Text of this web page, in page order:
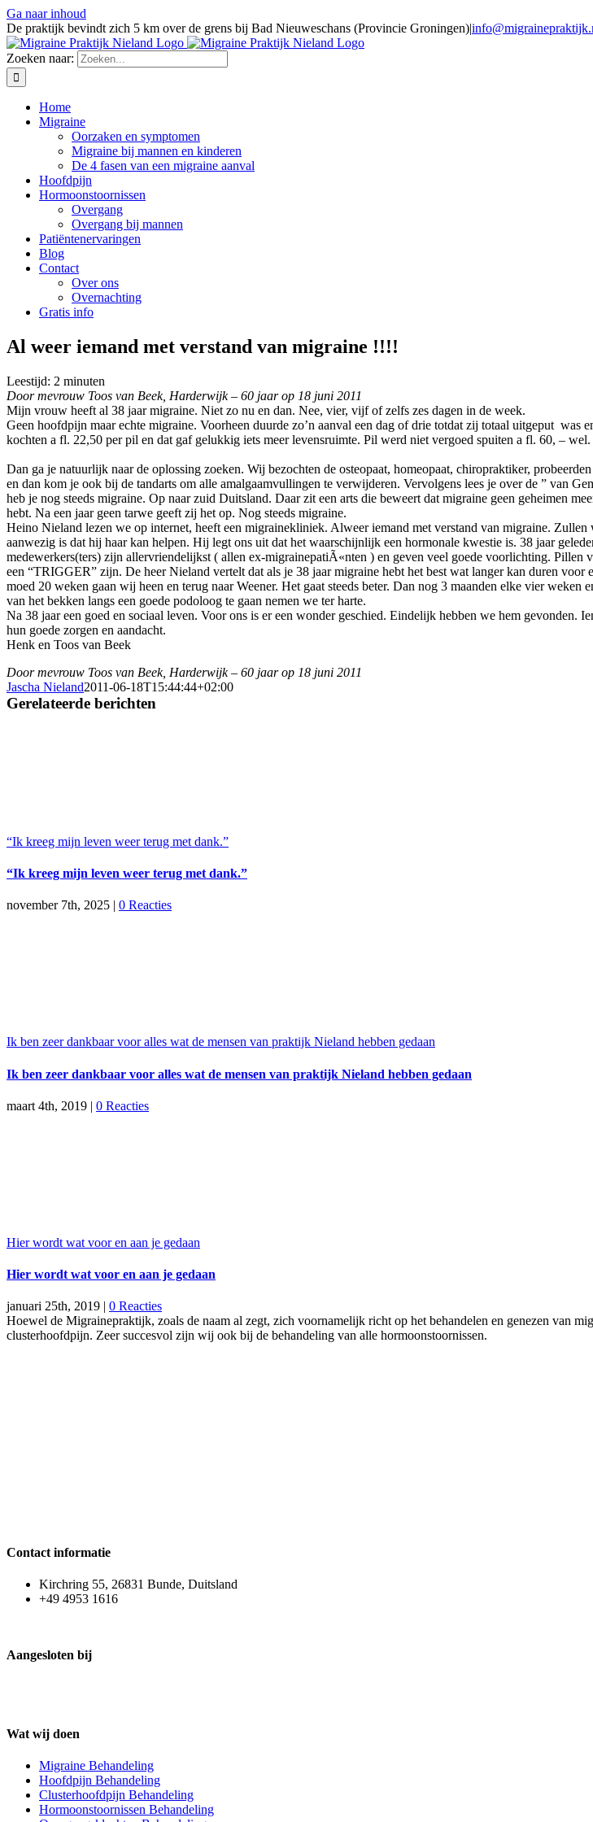
Ga naar inhoud
De praktijk bevindt zich 5 km over de grens bij Bad Nieuweschans (Provincie Groningen)|
Zoeken naar:
Home
Migraine
Oorzaken en symptomen
Migraine bij mannen en kinderen
De 4 fasen van een migraine aanval
Hoofdpijn
Hormoonstoornissen
Overgang
Overgang bij mannen
Patiëntenervaringen
Blog
Contact
Over ons
Overnachting
Gratis info
Al weer iemand met verstand van migraine !!!!
Leestijd: 2 minuten
Door mevrouw Toos van Beek, Harderwijk – 60 jaar op 18 juni 2011
Mijn vrouw heeft al 38 jaar migraine. Niet zo nu en dan. Nee, vier, vijf of zelfs zes dagen in de week.
Geen hoofdpijn maar echte migraine. Voorheen duurde zo’n aanval een dag of drie totdat zij totaal uitgeput
kochten a fl. 22,50 per pil en dat gaf gelukkig iets meer levensruimte. Pil werd niet vergoed spuiten a fl. 60, – wel.
Dan ga je natuurlijk naar de oplossing zoeken. Wij bezochten de osteopaat, homeopaat, chiropraktiker,
en dan kom je ook bij de tandarts om alle amalgaamvullingen te verwijderen. Vervolgens lees je over de ” van
heb je nog steeds migraine. Op naar zuid Duitsland. Daar zit een arts die beweert dat migraine geen geheimen
hebt. Na een jaar geen tarwe geeft zij het op. Nog steeds migraine.
Heino Nieland lezen we op internet, heeft een migrainekliniek. Alweer iemand met verstand van migraine.
aanwezig is dat hij haar kan helpen. Hij legt ons uit dat het waarschijnlijk een hormonale kwestie is. 38 jaar
medewerkers(ters) zijn allervriendelijkst ( allen ex-migrainepatiÃ«nten ) en geven veel goede voorlichting. Pillen
een “TRIGGER” zijn. De heer Nieland vertelt dat als je 38 jaar migraine hebt het best wat langer kan duren voor
moed 20 weken gaan wij heen en terug naar Weener. Het gaat steeds beter. Dan nog 3 maanden elke vier
van het bekken langs een goede podoloog te gaan nemen we ter harte.
Na 38 jaar een goed en sociaal leven. Voor ons is er een wonder geschied. Eindelijk hebben we hem
hun goede zorgen en aandacht.
Henk en Toos van Beek
Door mevrouw Toos van Beek, Harderwijk – 60 jaar op 18 juni 2011
Jascha Nieland2011-06-18T15:44:44+02:00
Gerelateerde berichten
“Ik kreeg mijn leven weer terug met dank.”
“Ik kreeg mijn leven weer terug met dank.”
november 7th, 2025 | 0 Reacties
Ik ben zeer dankbaar voor alles wat de mensen van praktijk Nieland hebben gedaan
Ik ben zeer dankbaar voor alles wat de mensen van praktijk Nieland hebben gedaan
maart 4th, 2019 | 0 Reacties
Hier wordt wat voor en aan je gedaan
Hier wordt wat voor en aan je gedaan
januari 25th, 2019 | 0 Reacties
Hoewel de Migrainepraktijk, zoals de naam al zegt, zich voornamelijk richt op het behandelen en genezen van
clusterhoofdpijn. Zeer succesvol zijn wij ook bij de behandeling van alle hormoonstoornissen.
Contact informatie
Kirchring 55, 26831 Bunde, Duitsland
+49 4953 1616
Aangesloten bij
Wat wij doen
Migraine Behandeling
Hoofdpijn Behandeling
Clusterhoofdpijn Behandeling
Hormoonstoornissen Behandeling